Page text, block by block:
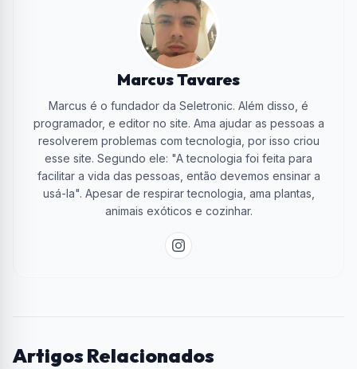
Marcus Tavares
Marcus é o fundador da Seletronic. Além disso, é
programador, e editor no site. Ama ajudar as pessoas a
resolverem problemas com tecnologia, por isso criou
esse site. Segundo ele: "A tecnologia foi feita para
facilitar a vida das pessoas, então devemos ensinar a
usá-la". Apesar de respirar tecnologia, ama plantas,
animais exóticos e cozinhar.
Artigos Relacionados